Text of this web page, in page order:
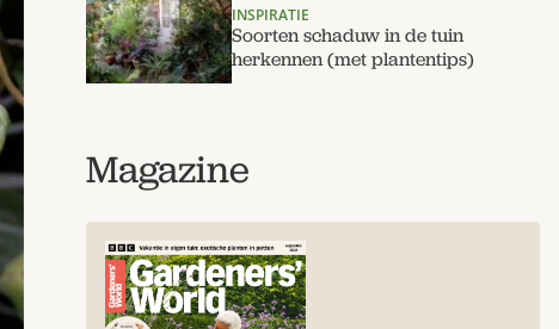
INSPIRATIE
Soorten schaduw in de tuin
herkennen (met plantentips)
Magazine